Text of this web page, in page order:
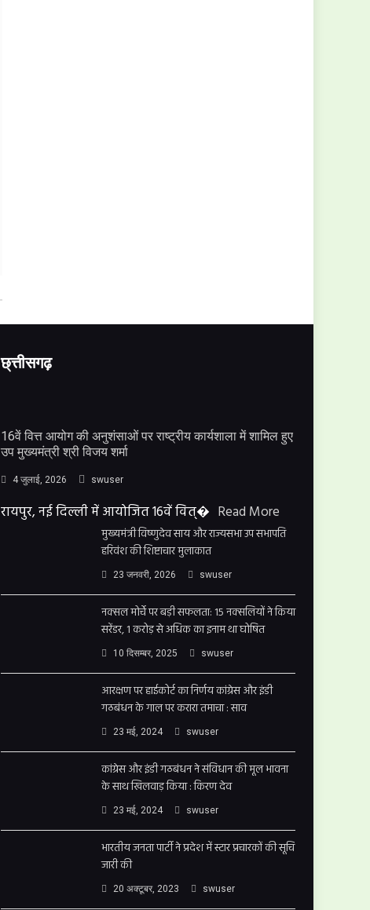
छ्त्तीसगढ़
16वें वित्त आयोग की अनुशंसाओं पर राष्ट्रीय कार्यशाला में शामिल हुए
उप मुख्यमंत्री श्री विजय शर्मा
4 जुलाई, 2026 swuser
रायपुर, नई दिल्ली में आयोजित 16वें वित्� Read More
मुख्यमंत्री विष्णुदेव साय और राज्यसभा उप सभापति
हरिवंश की शिष्टाचार मुलाकात
23 जनवरी, 2026 swuser
नक्सल मोर्चे पर बड़ी सफलता: 15 नक्सलियों ने किया
सरेंडर, 1 करोड़ से अधिक का इनाम था घोषित
10 दिसम्बर, 2025 swuser
आरक्षण पर हाईकोर्ट का निर्णय कांग्रेस और इंडी
गठबंधन के गाल पर करारा तमाचा : साव
23 मई, 2024 swuser
कांग्रेस और इंडी गठबंधन ने संविधान की मूल भावना
के साथ खिलवाड़ किया : किरण देव
23 मई, 2024 swuser
भारतीय जनता पार्टी ने प्रदेश में स्टार प्रचारकों की सूचि
जारी की
20 अक्टूबर, 2023 swuser